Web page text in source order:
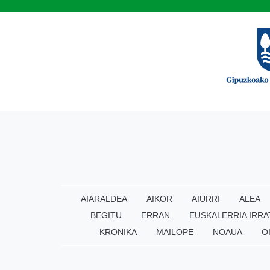
AIARALDEA AIKOR AIURRI ALEA
BEGITU
ERRAN EUSKALERRIA
KRONIKA
MAILOPE NOAUA